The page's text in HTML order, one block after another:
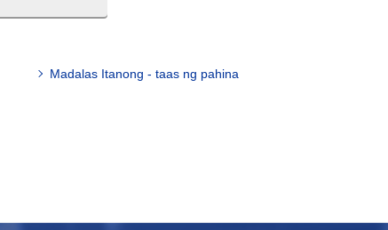
Madalas Itanong - taas ng pahina